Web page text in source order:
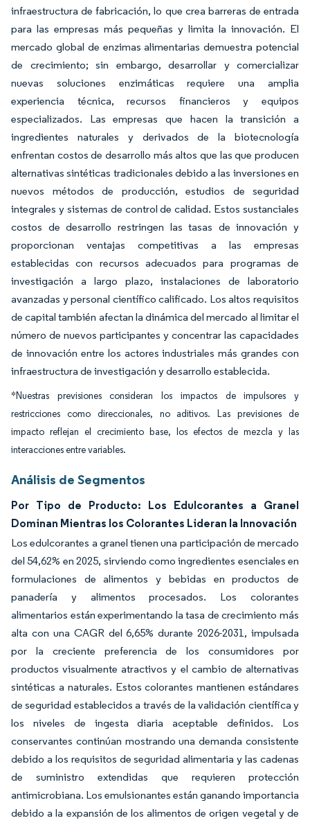
infraestructura de fabricación, lo que crea barreras de entrada
para las empresas más pequeñas y limita la innovación. El
mercado global de enzimas alimentarias demuestra potencial
de crecimiento; sin embargo, desarrollar y comercializar
nuevas soluciones enzimáticas requiere una amplia
experiencia técnica, recursos financieros y equipos
especializados. Las empresas que hacen la transición a
ingredientes naturales y derivados de la biotecnología
enfrentan costos de desarrollo más altos que las que producen
alternativas sintéticas tradicionales debido a las inversiones en
nuevos métodos de producción, estudios de seguridad
integrales y sistemas de control de calidad. Estos sustanciales
costos de desarrollo restringen las tasas de innovación y
proporcionan ventajas competitivas a las empresas
establecidas con recursos adecuados para programas de
investigación a largo plazo, instalaciones de laboratorio
avanzadas y personal científico calificado. Los altos requisitos
de capital también afectan la dinámica del mercado al limitar el
número de nuevos participantes y concentrar las capacidades
de innovación entre los actores industriales más grandes con
infraestructura de investigación y desarrollo establecida.
*Nuestras previsiones consideran los impactos de impulsores y
restricciones como direccionales, no aditivos. Las previsiones de
impacto reflejan el crecimiento base, los efectos de mezcla y las
interacciones entre variables.
Análisis de Segmentos
Por Tipo de Producto: Los Edulcorantes a Granel
Dominan Mientras los Colorantes Lideran la Innovación
Los edulcorantes a granel tienen una participación de mercado
del 54,62% en 2025, sirviendo como ingredientes esenciales en
formulaciones de alimentos y bebidas en productos de
panadería y alimentos procesados. Los colorantes
alimentarios están experimentando la tasa de crecimiento más
alta con una CAGR del 6,65% durante 2026-2031, impulsada
por la creciente preferencia de los consumidores por
productos visualmente atractivos y el cambio de alternativas
sintéticas a naturales. Estos colorantes mantienen estándares
de seguridad establecidos a través de la validación científica y
los niveles de ingesta diaria aceptable definidos. Los
conservantes continúan mostrando una demanda consistente
debido a los requisitos de seguridad alimentaria y las cadenas
de suministro extendidas que requieren protección
antimicrobiana. Los emulsionantes están ganando importancia
debido a la expansión de los alimentos de origen vegetal y de